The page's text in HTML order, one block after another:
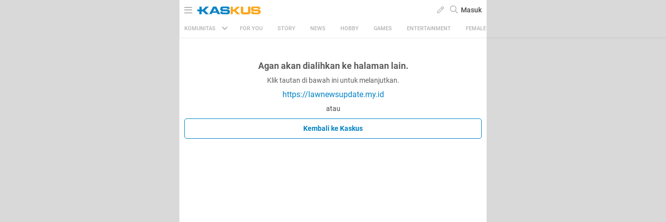
Masuk
KOMUNITAS FOR YOU STORY NEWS HOBBY GAMES ENTERTAINMENT FEMALE
Agan akan dialihkan ke halaman lain.
Klik tautan di bawah ini untuk melanjutkan.
https://lawnewsupdate.my.id
atau
Kembali ke Kaskus